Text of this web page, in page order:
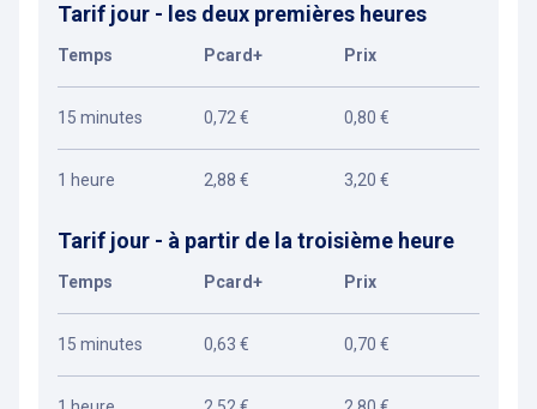
Tarif jour - les deux premières heures
Temps Pcard+ Prix
15 minutes 0,72 € 0,80 €
1 heure 2,88 € 3,20 €
Tarif jour - à partir de la troisième heure
Temps Pcard+ Prix
15 minutes 0,63 € 0,70 €